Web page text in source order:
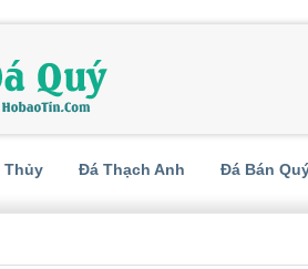
Thủy Đá Thạch Anh Đá Bán